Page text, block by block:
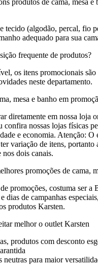
produtos de cama, mesa e
tecido (algodão, percal, fio
adequado para sua
frequente de produtos?
os itens promocionais
neste departamento.
mesa e banho em
diretamente em nossa loja
confira nossas lojas físicas
e economia. Atenção: O
variação de itens,
nos dois canais.
promoções de cama,
promoções, costuma ser a
dias de campanhas
produtos Karsten.
melhor o outlet Karsten
produtos com desconto
neutras para maior